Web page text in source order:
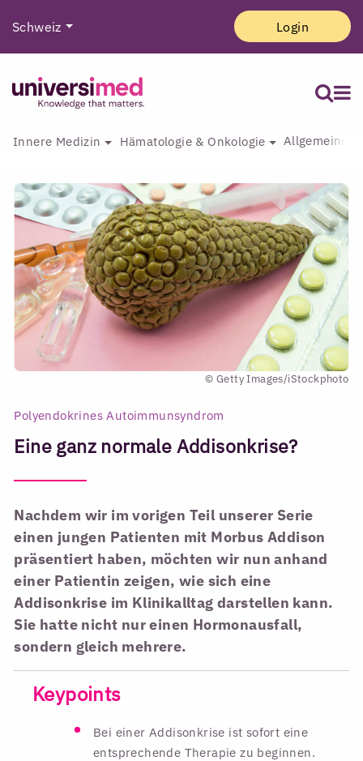
Schweiz Login
Innere Medizin Hämatologie & Onkologie Allgemeine
© Getty Images/iStockphoto
Polyendokrines Autoimmunsyndrom
Eine ganz normale Addisonkrise?
Nachdem wir im vorigen Teil unserer Serie
einen jungen Patienten mit Morbus Addison
präsentiert haben, möchten wir nun anhand
einer Patientin zeigen, wie sich eine
Addisonkrise im Klinikalltag darstellen kann.
Sie hatte nicht nur einen Hormonausfall,
sondern gleich mehrere.
Keypoints
Bei einer Addisonkrise ist sofort eine
entsprechende Therapie zu beginnen.